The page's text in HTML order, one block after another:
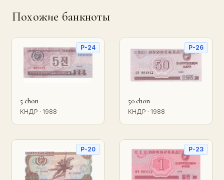
Похожие банкноты
P-24
5 chon
КНДР · 1988
P-26
50 chon
КНДР · 1988
P-20 P-23